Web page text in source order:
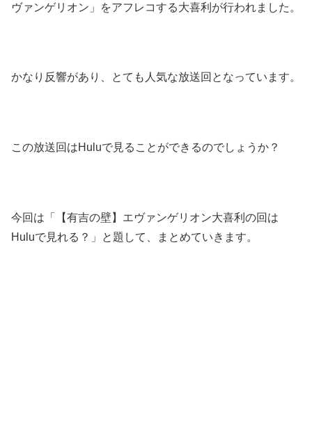
ヴァンゲリオン」をアフレコする大喜利が行われました。
かなり反響があり、とても人気な放送回となっています。
この放送回はHuluで見ることができるのでしょうか？
今回は「【有吉の壁】エヴァンゲリオン大喜利の回は
Huluで見れる？」と題して、まとめていきます。